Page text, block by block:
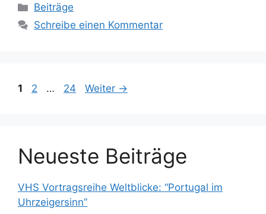
Kategorien
Beiträge
Schreibe einen Kommentar
Seite
1 Seite
2 … Seite
24 Weiter →
Neueste Beiträge
VHS Vortragsreihe Weltblicke: “Portugal im
Uhrzeigersinn”